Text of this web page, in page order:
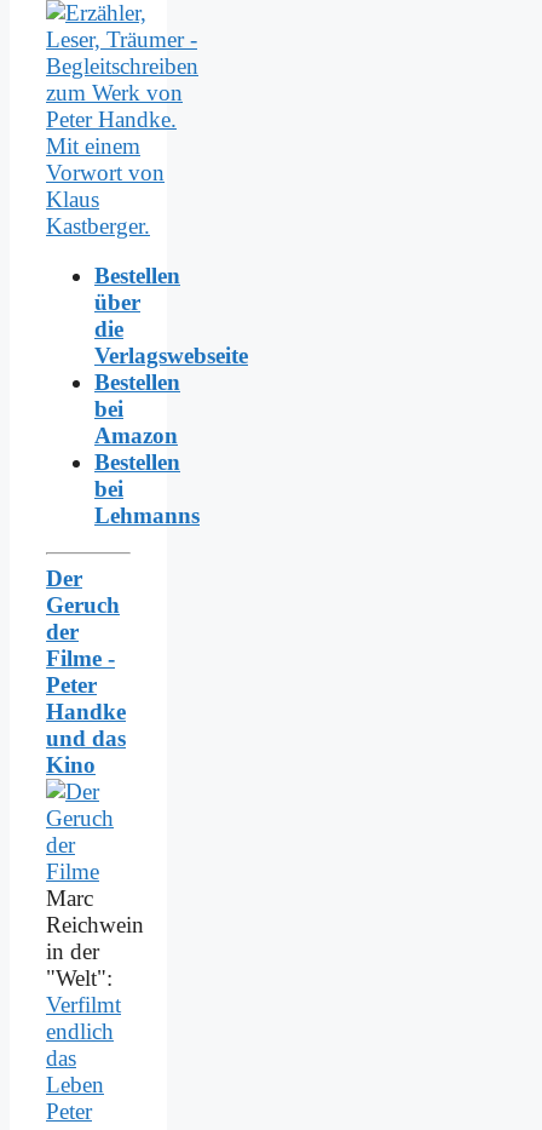
Bestellen
über
die
Verlagswebseite
Bestellen
bei
Amazon
Bestellen
bei
Lehmanns
Der
Geruch
der
Filme -
Peter
Handke
und das
Kino
Marc
Reichwein
in der
"Welt":
Verfilmt
endlich
das
Leben
Peter